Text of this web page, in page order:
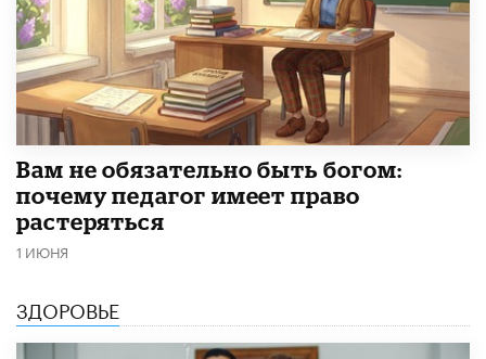
​Вам не обязательно быть богом:
почему педагог имеет право
растеряться
1 ИЮНЯ
ЗДОРОВЬЕ